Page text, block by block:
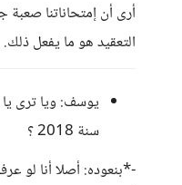
أرى أن إمتحاناتنا
التعقيد هو ما يفعل ذلك.
يوسف: ويا ترى
سنة 2018 ؟
-*بنعوده: أصلا أنا لو